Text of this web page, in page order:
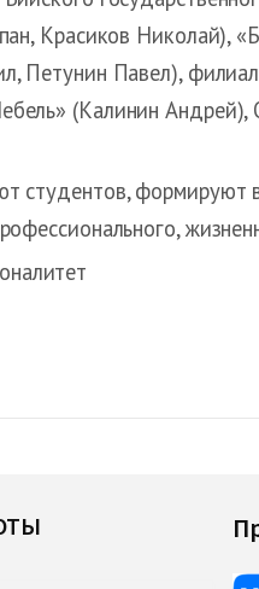
Красиков
Петунин Павел),
(Калинин
студентов, формируют